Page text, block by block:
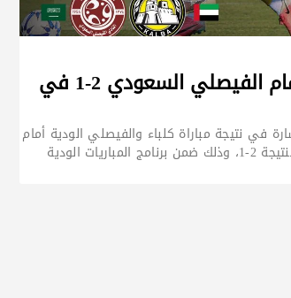
كلباء يخسر أمام الفيصلي السعودي 2-1 في
في نتيجة مباراة كلباء والفيصلي الودية أمام
الودية